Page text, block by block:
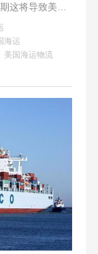
这将导致美线
评估采购决
将加剧货运高
不确定性。
海运
美国海运物流